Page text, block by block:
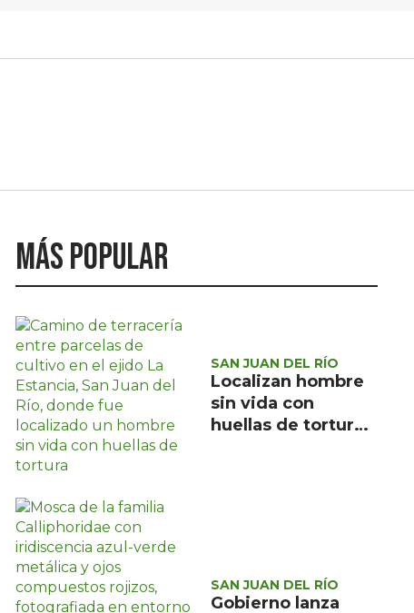
Más popular
SAN JUAN DEL RÍO
Localizan hombre
sin vida con
huellas de tortura
SAN JUAN DEL RÍO
Gobierno lanza